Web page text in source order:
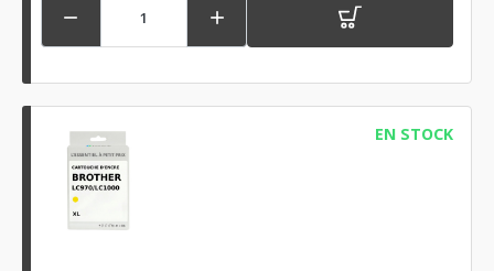
 
EN STOCK